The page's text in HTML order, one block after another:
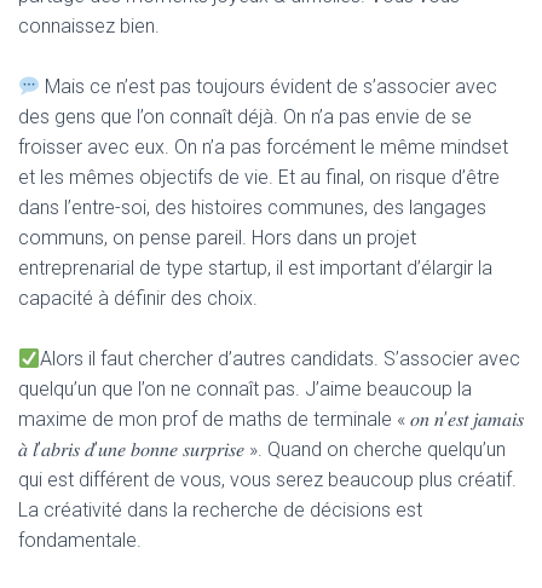
connaissez bien.
Mais ce n’est pas toujours évident de s’associer avec
des gens que l’on connaît déjà. On n’a pas envie de se
froisser avec eux. On n’a pas forcément le même mindset
et les mêmes objectifs de vie. Et au final, on risque d’être
dans l’entre-soi, des histoires communes, des langages
communs, on pense pareil. Hors dans un projet
entreprenarial de type startup, il est important d’élargir la
capacité à définir des choix.
Alors il faut chercher d’autres candidats. S’associer avec
quelqu’un que l’on ne connaît pas. J’aime beaucoup la
maxime de mon prof de maths de terminale « 𝑜𝑛 𝑛’𝑒𝑠𝑡 𝑗𝑎𝑚𝑎𝑖𝑠
𝑎̀ 𝑙’𝑎𝑏𝑟𝑖𝑠 𝑑’𝑢𝑛𝑒 𝑏𝑜𝑛𝑛𝑒 𝑠𝑢𝑟𝑝𝑟𝑖𝑠𝑒 ». Quand on cherche quelqu’un
qui est différent de vous, vous serez beaucoup plus créatif.
La créativité dans la recherche de décisions est
fondamentale.